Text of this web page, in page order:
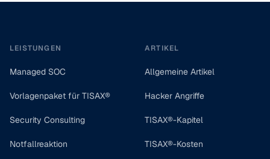
LEISTUNGEN
Managed SOC
Vorlagenpaket für TISAX®
Security Consulting
Notfallreaktion
ARTIKEL
Allgemeine Artikel
Hacker Angriffe
TISAX®-Kapitel
TISAX®-Kosten